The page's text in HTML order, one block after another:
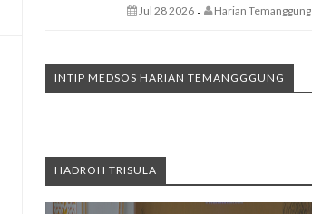
Jul 28 2026 - Harian Temanggung
INTIP MEDSOS HARIAN TEMANGGGUNG
HADROH TRISULA